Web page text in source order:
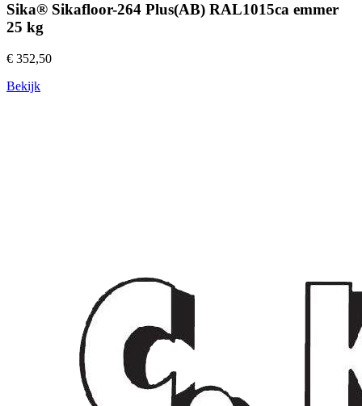
Sika® Sikafloor-264 Plus(AB) RAL1015ca emmer
25 kg
€ 352,50
Bekijk